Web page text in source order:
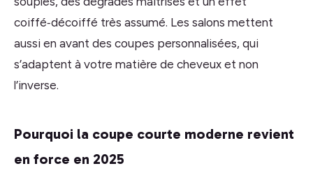
coiffé‑décoiffé très assumé. Les salons mettent
aussi en avant des coupes personnalisées, qui
s’adaptent à votre matière de cheveux et non
l’inverse.
Pourquoi la coupe courte moderne revient
en force en 2025